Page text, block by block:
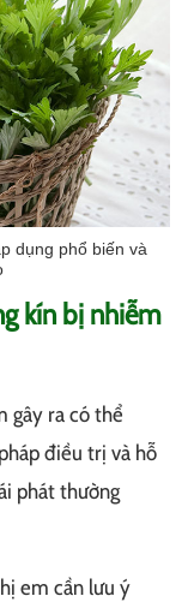
dụng phổ biến và
kín bị nhiễm
gây ra có thể
điều trị và hỗ
phát thường
em cần lưu ý